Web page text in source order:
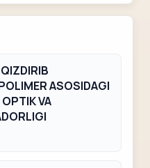
ASOSIDAGI
VA